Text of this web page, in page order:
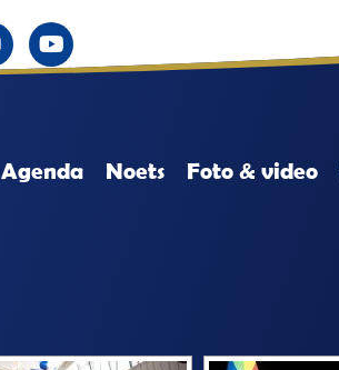
Agenda Noets Foto & video